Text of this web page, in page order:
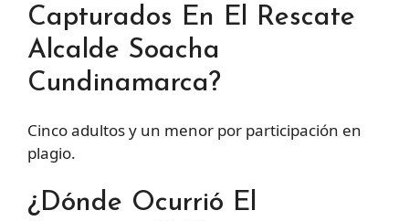
Capturados En El Rescate
Alcalde Soacha
Cundinamarca?
Cinco adultos y un menor por participación en
plagio.
¿Dónde Ocurrió El